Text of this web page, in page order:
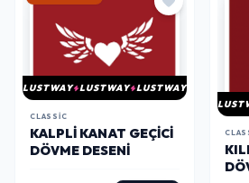
LUSTWAY LUSTWAY LUSTWAY
CLASSIC
KALPLI KANAT GEÇICI
DÖVME DESENI